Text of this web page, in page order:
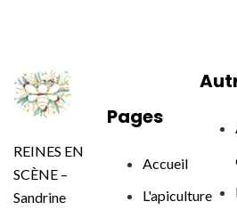
REINES EN
SCÈNE –
Sandrine
Pages
Accueil
L'apiculture